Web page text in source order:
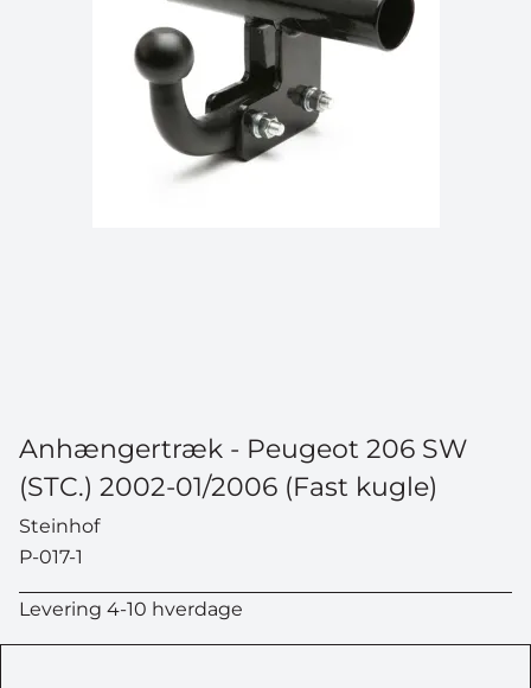
Anhængertræk - Peugeot 206 SW
(STC.) 2002-01/2006 (Fast kugle)
Steinhof
P-017-1
Levering 4-10 hverdage